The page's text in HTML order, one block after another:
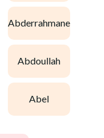
abderrahmane
abdoullah
abel